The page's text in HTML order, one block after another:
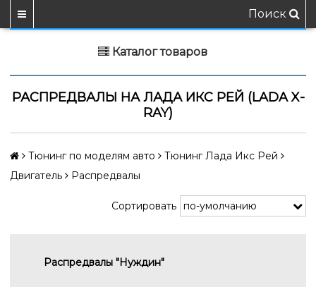
Поиск
Каталог товаров
РАСПРЕДВАЛЫ НА ЛАДА ИКС РЕЙ (LADA X-
RAY)
Тюнинг по моделям авто
Тюнинг Лада Икс Рей
Двигатель
Распредвалы
Сортировать
Распредвалы "Нуждин"